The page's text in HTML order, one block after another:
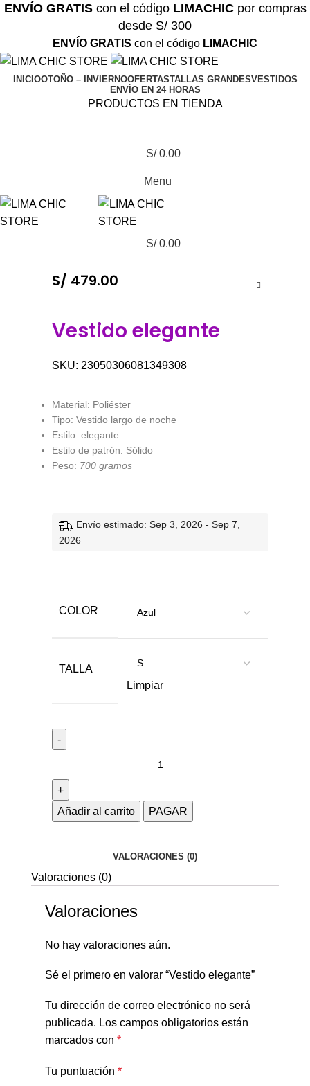
ENVÍO GRATIScon el código LIMACHICpor compras
desde S/ 300
ENVÍO GRATIS con el código LIMACHIC
INICIOOTOÑO – INVIERNOOFERTASTALLAS GRANDESVESTIDOS
ENVÍO EN 24 HORAS
PRODUCTOS EN TIENDA
S/0.00
Menu
S/0.00
S/ 479.00
Vestido elegante
SKU: 23050306081349308
Material: Poliéster
Tipo: Vestido largo de noche
Estilo: elegante
Estilo de patrón: Sólido
Peso: 700 gramos
Envío estimado: Sep 3, 2026 - Sep 7,
2026
COLOR
TALLA
Limpiar
Añadir al carrito PAGAR
VALORACIONES (0)
Valoraciones (0)
Valoraciones
No hay valoraciones aún.
Sé el primero en valorar “Vestido elegante”
Tu dirección de correo electrónico no será
publicada. Los campos obligatorios están
marcados con *
Tu puntuación *